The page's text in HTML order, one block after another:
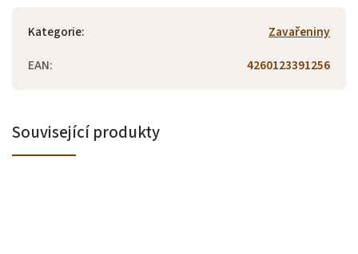
Kategorie:
Zavařeniny
EAN: 4260123391256
Související produkty